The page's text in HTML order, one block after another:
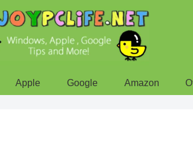
Apple Google Amazon